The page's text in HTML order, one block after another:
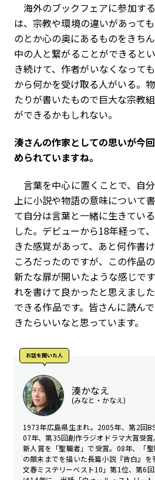
海外のブックフェアに参加す
は、宗教や環境の違いがあって
のとか心の奥にあるものをきち
中の人と繋がることができると
き続けて、作者がいなくなって
から何かを受け取る人がいる。
たりが書いたもので巨大な宗教
ができるかもしれない。
――湊さんの作家としての思いが今
められていますね。
言葉を中心に置くことで、自
上に小説や物語の意味について
て自分は言葉と一緒に生きてい
した。デビューから18年経って
きた感覚があって、あと何作書
ころだったのですが、この作品
新たな扉が開いたような感じで
れを書けて良かったと思えまし
できる作品です。皆さんに読ん
きたらいいなと思っています。
お話を聞いた人
湊かなえ
(みなと・かなえ)
1973年広島県生まれ。2005年、第2回
07年、第35回創作ラジオドラマ大賞受
新人賞を「聖職者」で受賞。08年、「
の顛末までを描いた長篇小説『告白』
文春ミステリーベスト10」第1位、第6